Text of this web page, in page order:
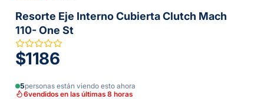
Resorte Eje Interno Cubierta Clutch Mach
110- One St
$1186
5personas están viendo esto ahora
6vendidos en las últimas 8 horas